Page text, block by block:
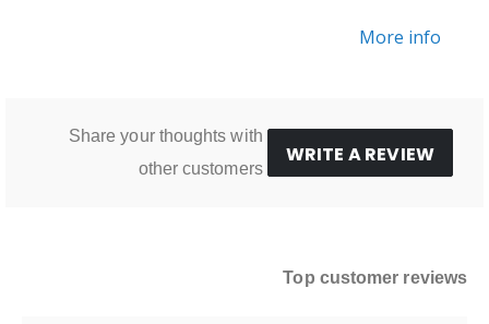
More info
WRITE A REVIEW
Share your thoughts with
other customers
Top customer reviews